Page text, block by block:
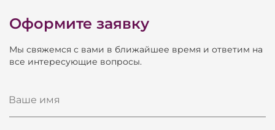
очень четкой и цельной: отдельные пиксели
абсолютно не заметны человеческому глазу, да
это и понятно, ведь шаг между ними всего 3мм!!!
Экран имеет общий размер 3.84*1.92м, с
составляет 1000 кандел на м2. Поскольку место
установки было определено неизменное – на
Оформите заявку
Мы свяжемся с вами в ближайшее время и ответим на
все интересующие вопросы.
Ваше имя